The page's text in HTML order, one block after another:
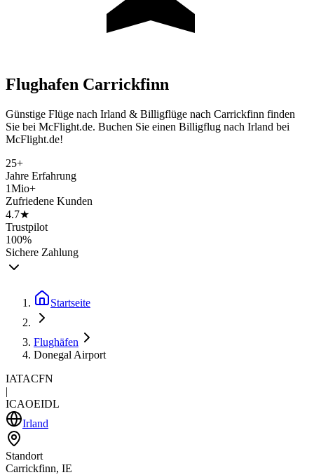
Flughafen Carrickfinn
Günstige Flüge nach Irland & Billigflüge nach Carrickfinn finden
Sie bei McFlight.de. Buchen Sie einen Billigflug nach Irland bei
McFlight.de!
25+
Jahre Erfahrung
1Mio+
Zufriedene Kunden
4.7★
Trustpilot
100%
Sichere Zahlung
Startseite
Flughäfen
Donegal Airport
IATACFN
|
ICAOEIDL
Irland
Standort
Carrickfinn, IE